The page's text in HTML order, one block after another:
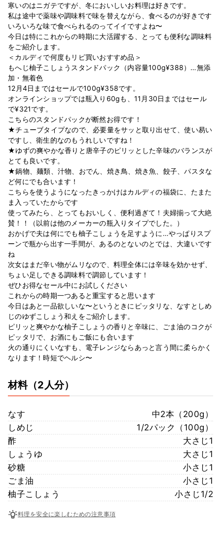
寒いのはニガテですが、冬においしいお料理は好きです。
私は途中で薬味や調味料で味を替えながら、食べるのが好きです
いろいろな味で食べられるのってイイですよね〜
今日は特にこれからの時期に大活躍する、とっても便利な調味料
をご紹介します。
＜カルディで何度もリピ買いおすすめ品＞
もへじ柚子こしょうスタンドパック（内容量100g¥388）…無添
加・無着色
12月4日まではセールで100g¥358です。
オンラインショップでは瓶入り60gも、11月30日まではセール
で¥321です。
こちらのスタンドパックが断然お得です！
★チューブタイプなので、必要量をサッと取り出せて、使い易い
ですし、衛生的なのもうれしいですね！
★ゆずの爽やかな香りと唐辛子のピリッとした辛味のバランスが
とても良いです。
★鍋物、麺類、汁物、おでん、焼き鳥、焼き魚、餃子、パスタな
ど何にでも合います！
こちらを使うようになったきっかけはカルディの福袋に、たまた
ま入っていたからです
使ってみたら、とってもおいしく、便利過ぎて！夫婦揃って大絶
賛！！（以前は他のメーカーの瓶入りタイプでした。）
おかげで夫は何にでも柚子こしょうを足すように…やっぱりスプ
ーンで瓶から出す一手間が、あるのとないのとでは、大違いです
ね
次女はまだ辛い物がムリなので、料理全体には辛味を効かせず、
ちょい足しできる調味料で調節しています！
ぜひお得なセール中にお試しください
これからの時期一つあると重宝すると思います
今日はあと一品欲しいな〜というときにピッタリな、なすとしめ
じのゆずこしょう和えをご紹介します。
ピリッと爽やかな柚子こしょうの香りと辛味に、ごま油のコクが
ピッタリで、お酒にもご飯にも合います
火の通りにくいなすも、電子レンジならあっと言う間に柔らかく
なります！時短でヘルシ〜
材料（2人分）
なす
中2本（200g）
しめじ
1/2パック（100g）
酢
大さじ1
しょうゆ
大さじ1
砂糖
小さじ1
ごま油
小さじ1
柚子こしょう
小さじ1/2
料理を安全に楽しむための注意事項